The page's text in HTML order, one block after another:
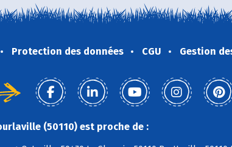
Protection des données CGU Gestion
(50110) est proche de :